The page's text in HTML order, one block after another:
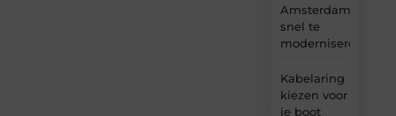
Amsterdam
snel te
moderniseren
Kabelaring
kiezen voor
je boot